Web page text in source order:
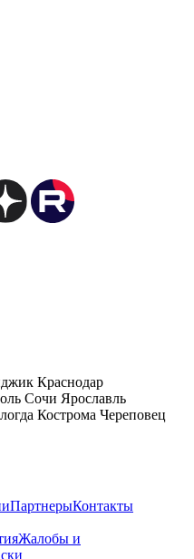
Краснодар
Сочи Ярославль
Кострома Череповец
ПартнерыКонтакты
Жалобы и